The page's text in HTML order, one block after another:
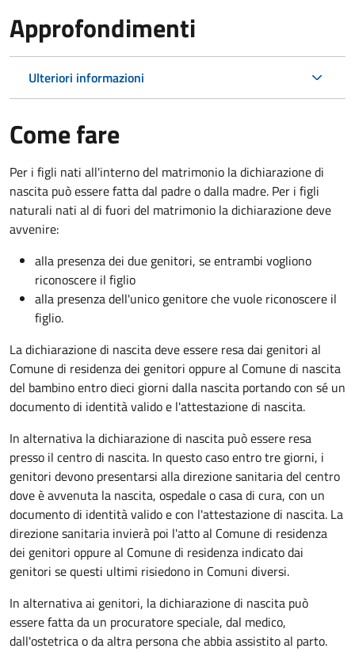
Approfondimenti
Ulteriori informazioni
Come fare
Per i figli nati all'interno del matrimonio la dichiarazione di
nascita può essere fatta dal padre o dalla madre. Per i figli
naturali nati al di fuori del matrimonio la dichiarazione deve
avvenire:
alla presenza dei due genitori, se entrambi vogliono
riconoscere il figlio
alla presenza dell'unico genitore che vuole riconoscere il
figlio.
La dichiarazione di nascita deve essere resa dai genitori al
Comune di residenza dei genitori oppure al Comune di nascita
del bambino entro dieci giorni dalla nascita portando con sé un
documento di identità valido e l'attestazione di nascita.
In alternativa la dichiarazione di nascita può essere resa
presso il centro di nascita. In questo caso entro tre giorni, i
genitori devono presentarsi alla direzione sanitaria del centro
dove è avvenuta la nascita, ospedale o casa di cura, con un
documento di identità valido e con l'attestazione di nascita. La
direzione sanitaria invierà poi l'atto al Comune di residenza
dei genitori oppure al Comune di residenza indicato dai
genitori se questi ultimi risiedono in Comuni diversi.
In alternativa ai genitori, la dichiarazione di nascita può
essere fatta da un procuratore speciale, dal medico,
dall'ostetrica o da altra persona che abbia assistito al parto.